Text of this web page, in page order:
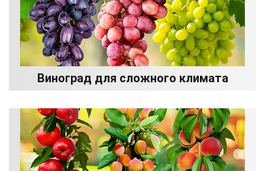
Виноград для сложного климата